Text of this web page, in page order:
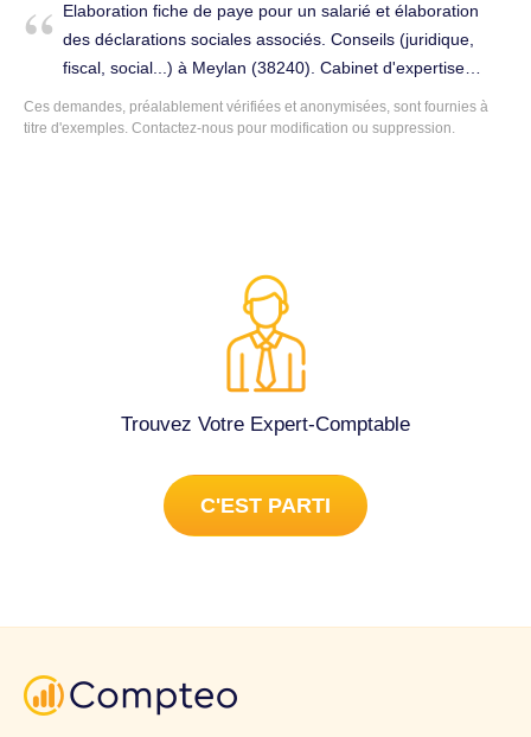
Elaboration fiche de paye pour un salarié et élaboration
des déclarations sociales associés. Conseils (juridique,
fiscal, social...) à Meylan (38240). Cabinet d'expertise
comptable à changer.
Ces demandes, préalablement vérifiées et anonymisées, sont fournies à
titre d'exemples. Contactez-nous pour modification ou suppression.
Trouvez Votre Expert-Comptable
C'EST PARTI